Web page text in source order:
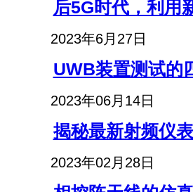
后5G时代，利用
2023年6月27日
UWB装置测试的
2023年06月14日
揭秘最新射频仪
2023年02月28日